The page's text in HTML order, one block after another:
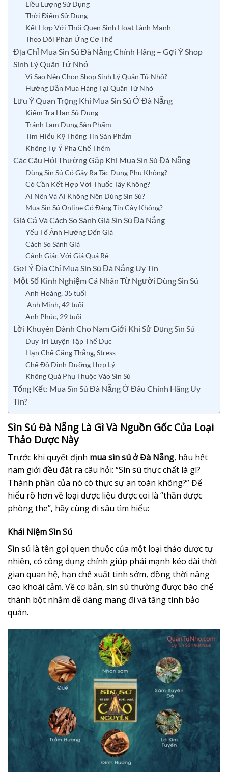
Liều Lượng Sử Dụng
Thời Điểm Sử Dụng
Kết Hợp Với Thói Quen Sinh Hoạt Lành Mạnh
Theo Dõi Phản Ứng Cơ Thể
Địa Chỉ Mua Sìn Sú Đà Nẵng Chính Hãng – Gợi Ý Shop
Sinh Lý Quân Tử Nhỏ
Vì Sao Nên Chọn Shop Sinh Lý Quân Tử Nhỏ?
Hướng Dẫn Mua Hàng Tại Quân Tử Nhỏ
Lưu Ý Quan Trọng Khi Mua Sìn Sú Ở Đà Nẵng
Kiểm Tra Hạn Sử Dụng
Tránh Lạm Dụng Sản Phẩm
Tìm Hiểu Kỹ Thông Tin Sản Phẩm
Không Tự Ý Pha Chế Thêm
Các Câu Hỏi Thường Gặp Khi Mua Sìn Sú Đà Nẵng
Dùng Sìn Sú Có Gây Ra Tác Dụng Phụ Không?
Có Cần Kết Hợp Với Thuốc Tây Không?
Ai Nên Và Ai Không Nên Dùng Sìn Sú?
Mua Sìn Sú Online Có Đáng Tin Cậy Không?
Giá Cả Và Cách So Sánh Giá Sìn Sú Đà Nẵng
Yếu Tố Ảnh Hưởng Đến Giá
Cách So Sánh Giá
Cảnh Giác Với Giá Quá Rẻ
Gợi Ý Địa Chỉ Mua Sìn Sú Đà Nẵng Uy Tín
Một Số Kinh Nghiệm Cá Nhân Từ Người Dùng Sìn Sú
Anh Hoàng, 35 tuổi
Anh Minh, 42 tuổi
Anh Phúc, 29 tuổi
Lời Khuyên Dành Cho Nam Giới Khi Sử Dụng Sìn Sú
Duy Trì Luyện Tập Thể Dục
Hạn Chế Căng Thẳng, Stress
Chế Độ Dinh Dưỡng Hợp Lý
Không Quá Phụ Thuộc Vào Sìn Sú
Tổng Kết: Mua Sìn Sú Đà Nẵng Ở Đâu Chính Hãng Uy
Tín?
Sìn Sú Đà Nẵng Là Gì Và Nguồn Gốc Của Loại
Thảo Dược Này
Trước khi quyết định mua sìn sú ở Đà Nẵng, hầu hết
nam giới đều đặt ra câu hỏi: “Sìn sú thực chất là gì?
Thành phần của nó có thực sự an toàn không?” Để
hiểu rõ hơn về loại dược liệu được coi là “thần dược
phòng the”, hãy cùng đi sâu tìm hiểu:
Khái Niệm Sìn Sú
Sìn sú là tên gọi quen thuộc của một loại thảo dược tự
nhiên, có công dụng chính giúp phái mạnh kéo dài thời
gian quan hệ, hạn chế xuất tinh sớm, đồng thời nâng
cao khoái cảm. Về cơ bản, sìn sú thường được bào chế
thành bột nhằm dễ dàng mang đi và tăng tính bảo
quản.